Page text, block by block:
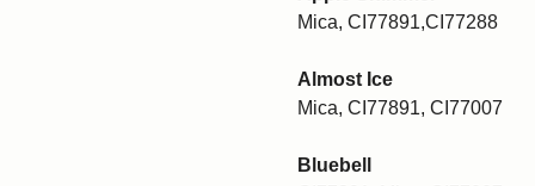
Mica, CI77891,CI77288
Almost Ice
Mica, CI77891, CI77007
Bluebell